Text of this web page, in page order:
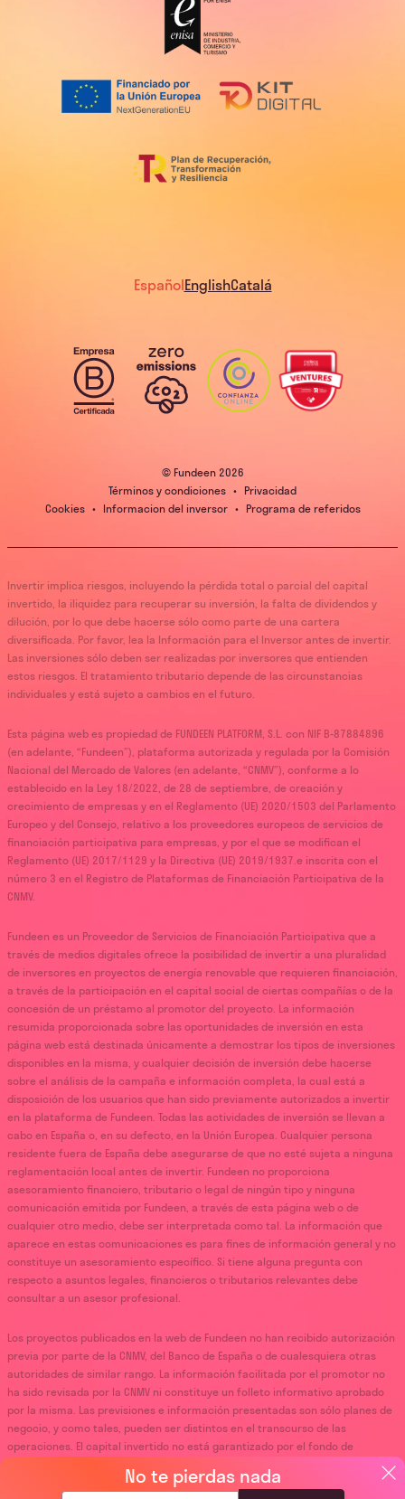
No te pierdas nada
EspañolEnglishCatalá
© Fundeen 2026
Términos y condiciones • Privacidad
Cookies • Informacion del inversor • Programa de referidos
Invertir implica riesgos, incluyendo la pérdida total o parcial del capital
invertido, la iliquidez para recuperar su inversión, la falta de dividendos y
dilución, por lo que debe hacerse sólo como parte de una cartera
diversificada. Por favor, lea la Información para el Inversor antes de invertir.
Las inversiones sólo deben ser realizadas por inversores que entienden
estos riesgos. El tratamiento tributario depende de las circunstancias
individuales y está sujeto a cambios en el futuro.
Esta página web es propiedad de FUNDEEN PLATFORM, S.L. con NIF B-87884896
(en adelante, “Fundeen”), plataforma autorizada y regulada por la Comisión
Nacional del Mercado de Valores (en adelante, “CNMV”), conforme a lo
establecido en la Ley 18/2022, de 28 de septiembre, de creación y
crecimiento de empresas y en el Reglamento (UE) 2020/1503 del Parlamento
Europeo y del Consejo, relativo a los proveedores europeos de servicios de
financiación participativa para empresas, y por el que se modifican el
Reglamento (UE) 2017/1129 y la Directiva (UE) 2019/1937.e inscrita con el
número 3 en el Registro de Plataformas de Financiación Participativa de la
CNMV.
Fundeen es un Proveedor de Servicios de Financiación Participativa que a
través de medios digitales ofrece la posibilidad de invertir a una pluralidad
de inversores en proyectos de energía renovable que requieren financiación,
a través de la participación en el capital social de ciertas compañías o de la
concesión de un préstamo al promotor del proyecto. La información
resumida proporcionada sobre las oportunidades de inversión en esta
página web está destinada únicamente a demostrar los tipos de inversiones
disponibles en la misma, y cualquier decisión de inversión debe hacerse
sobre el análisis de la campaña e información completa, la cual está a
disposición de los usuarios que han sido previamente autorizados a invertir
en la plataforma de Fundeen. Todas las actividades de inversión se llevan a
cabo en España o, en su defecto, en la Unión Europea. Cualquier persona
residente fuera de España debe asegurarse de que no esté sujeta a ninguna
reglamentación local antes de invertir. Fundeen no proporciona
asesoramiento financiero, tributario o legal de ningún tipo y ninguna
comunicación emitida por Fundeen, a través de esta página web o de
cualquier otro medio, debe ser interpretada como tal. La información que
aparece en estas comunicaciones es para fines de información general y no
constituye un asesoramiento específico. Si tiene alguna pregunta con
respecto a asuntos legales, financieros o tributarios relevantes debe
consultar a un asesor profesional.
Los proyectos publicados en la web de Fundeen no han recibido autorización
previa por parte de la CNMV, del Banco de España o de cualesquiera otras
autoridades de similar rango. La información facilitada por el promotor no
ha sido revisada por la CNMV ni constituye un folleto informativo aprobado
por la misma. Las previsiones e información presentadas son sólo planes de
negocio, y como tales, pueden ser distintos en el transcurso de las
operaciones. El capital invertido no está garantizado por el fondo de